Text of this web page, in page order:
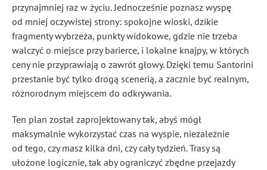
przynajmniej raz w życiu. Jednocześnie poznasz wyspę
od mniej oczywistej strony: spokojne wioski, dzikie
fragmenty wybrzeża, punkty widokowe, gdzie nie trzeba
walczyć o miejsce przy barierce, i lokalne knajpy, w których
ceny nie przyprawiają o zawrót głowy. Dzięki temu Santorini
przestanie być tylko drogą scenerią, a zacznie być realnym,
różnorodnym miejscem do odkrywania.
Ten plan został zaprojektowany tak, abyś mógł
maksymalnie wykorzystać czas na wyspie, niezależnie
od tego, czy masz kilka dni, czy cały tydzień. Trasy są
ułożone logicznie, tak aby ograniczyć zbędne przejazdy